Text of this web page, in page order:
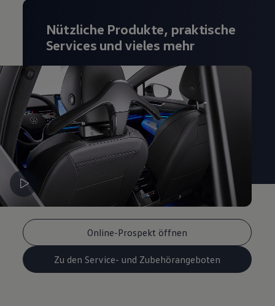
Online-Prospekt öffnen
Zu den Service- und Zubehörangeboten
Nützliche Produkte, praktische
Services und vieles mehr